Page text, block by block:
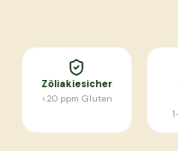
Zöliakiesicher
<20 ppm Gluten